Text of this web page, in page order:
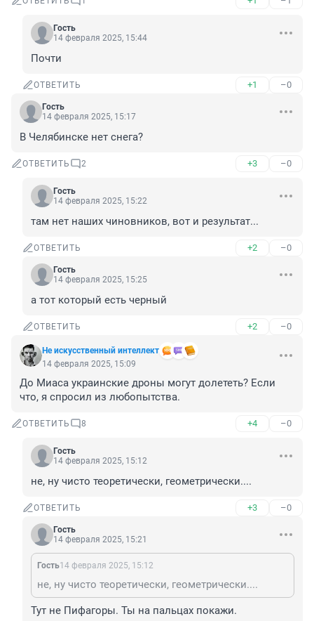
Гость
14 февраля 2025, 15:44
Почти
ОТВЕТИТЬ +1 –0
Гость
14 февраля 2025, 15:17
В Челябинске нет снега?
ОТВЕТИТЬ 2 +3 –0
Гость
14 февраля 2025, 15:22
там нет наших чиновников, вот и результат...
ОТВЕТИТЬ +2 –0
Гость
14 февраля 2025, 15:25
а тот который есть черный
ОТВЕТИТЬ +2 –0
Не искусственный интеллект
14 февраля 2025, 15:09
До Миаса украинские дроны могут долететь? Если
что, я спросил из любопытства.
ОТВЕТИТЬ 8 +4 –0
Гость
14 февраля 2025, 15:12
не, ну чисто теоретически, геометрически....
ОТВЕТИТЬ +3 –0
Гость
14 февраля 2025, 15:21
Гость14 февраля 2025, 15:12
не, ну чисто теоретически, геометрически....
Тут не Пифагоры. Ты на пальцах покажи.